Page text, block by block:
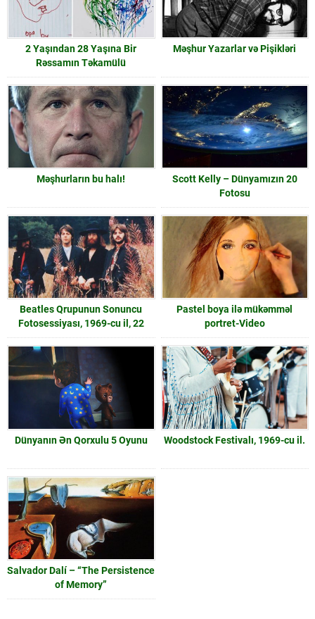
2 Yaşından 28 Yaşına Bir
Rəssamın Təkamülü
Məşhur Yazarlar və Pişikləri
Məşhurların bu halı!
Scott Kelly – Dünyamızın 20
Fotosu
Beatles Qrupunun Sonuncu
Fotosessiyası, 1969-cu il, 22
Avqust.
Pastel boya ilə mükəmməl
portret-Video
Dünyanın Ən Qorxulu 5 Oyunu Woodstock Festivalı, 1969-cu il.
Salvador Dalí – “The Persistence
of Memory”